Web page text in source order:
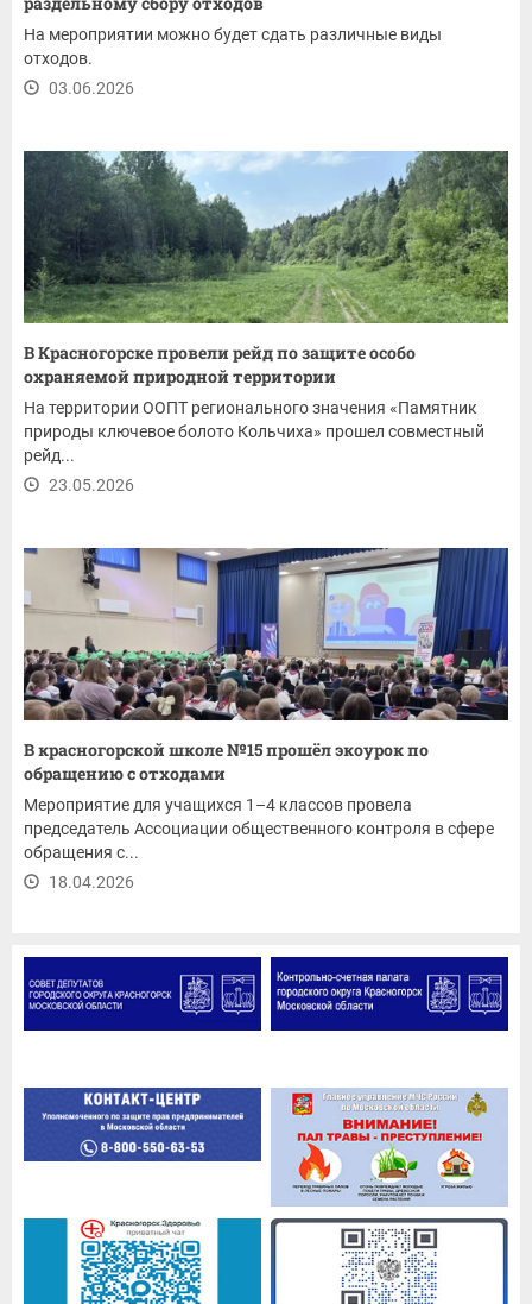
На мероприятии можно будет сдать различные виды
отходов.
03.06.2026
В Красногорске провели рейд по защите особо
охраняемой природной территории
На территории ООПТ регионального значения «Памятник
природы ключевое болото Кольчиха» прошел совместный
рейд...
23.05.2026
В красногорской школе №15 прошёл экоурок по
обращению с отходами
Мероприятие для учащихся 1–4 классов провела
председатель Ассоциации общественного контроля в сфере
обращения с...
18.04.2026